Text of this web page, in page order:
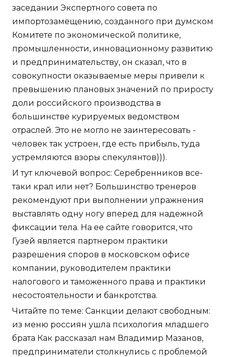
заседании Экспертного совета по
импортозамещению, созданного при думском
Комитете по экономической политике,
промышленности, инновационному развитию
и предпринимательству, он сказал, что в
совокупности оказываемые меры привели к
превышению плановых значений по приросту
доли российского производства в
большинстве курируемых ведомством
отраслей. Это не могло не заинтересовать -
человек так устроен, где есть прибыль, туда
устремляются взоры спекулянтов))).
И тут ключевой вопрос: Серебренников все-
таки крал или нет? Большинство тренеров
рекомендуют при выполнении упражнения
выставлять одну ногу вперед для надежной
фиксации тела. На ее сайте говорится, что
Гузей является партнером практики
разрешения споров в московском офисе
компании, руководителем практики
налогового и таможенного права и практики
несостоятельности и банкротства.
Читайте по теме: Санкции делают свободным:
из меню россиян ушла психология младшего
брата Как рассказал нам Владимир Мазанов,
предприниматели столкнулись с проблемой